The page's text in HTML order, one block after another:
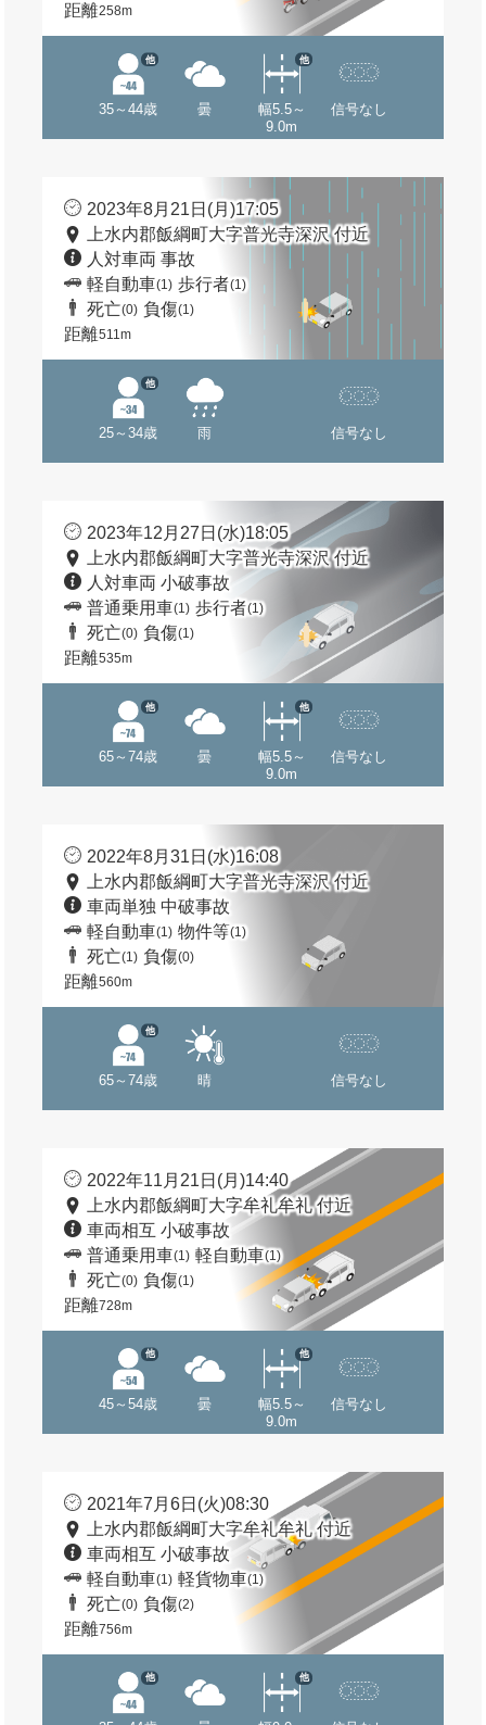
距離258m
35～44歳
他
曇
幅5.5～
9.0m
他
信号なし
2023年8月21日(月)17:05
上水内郡飯綱町大字普光寺深沢 付近
人対車両 事故
軽自動車(1) 歩行者(1)
死亡(0) 負傷(1)
距離511m
25～34歳
他
雨 信号なし
2023年12月27日(水)18:05
上水内郡飯綱町大字普光寺深沢 付近
人対車両 小破事故
普通乗用車(1) 歩行者(1)
死亡(0) 負傷(1)
距離535m
65～74歳
他
曇
幅5.5～
9.0m
他
信号なし
2022年8月31日(水)16:08
上水内郡飯綱町大字普光寺深沢 付近
車両単独 中破事故
軽自動車(1) 物件等(1)
死亡(1) 負傷(0)
距離560m
65～74歳
他
晴 信号なし
2022年11月21日(月)14:40
上水内郡飯綱町大字牟礼牟礼 付近
車両相互 小破事故
普通乗用車(1) 軽自動車(1)
死亡(0) 負傷(1)
距離728m
45～54歳
他
曇
幅5.5～
9.0m
他
信号なし
2021年7月6日(火)08:30
上水内郡飯綱町大字牟礼牟礼 付近
車両相互 小破事故
軽自動車(1) 軽貨物車(1)
死亡(0) 負傷(2)
距離756m
他 他